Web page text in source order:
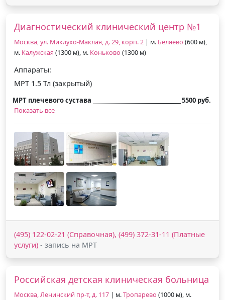
Диагностический клинический центр №1
Москва, ул. Миклухо-Маклая, д. 29, корп. 2 | м. Беляево (600 м),
м. Калужская (1300 м), м. Коньково (1300 м)
Аппараты:
МРТ 1.5 Тл (закрытый)
МРТ плечевого сустава
5500 руб.
Показать все
(495) 122-02-21 (Справочная), (499) 372-31-11 (Платные
услуги) - запись на МРТ
Российская детская клиническая больница
Москва, Ленинский пр-т, д. 117 | м.Тропарево (1000 м), м.